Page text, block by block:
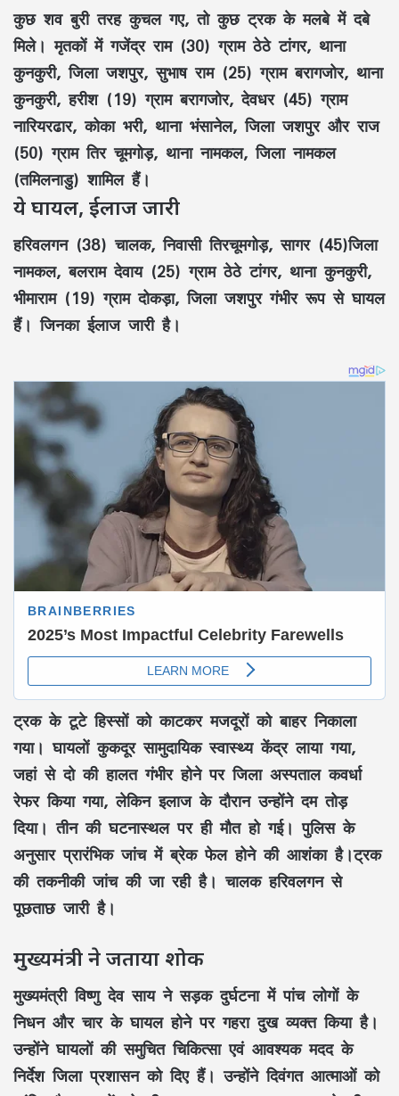
कुछ शव बुरी तरह कुचल गए, तो कुछ ट्रक के मलबे में दबे
मिले। मृतकों में गजेंद्र राम (30) ग्राम ठेठे टांगर, थाना
कुनकुरी, जिला जशपुर, सुभाष राम (25) ग्राम बरागजोर, थाना
कुनकुरी, हरीश (19) ग्राम बरागजोर, देवधर (45) ग्राम
नारियरढार, कोका भरी, थाना भंसानेल, जिला जशपुर और राज
(50) ग्राम तिर चूमगोड़, थाना नामकल, जिला नामकल
(तमिलनाडु) शामिल हैं।
ये घायल, ईलाज जारी
हरिवलगन (38) चालक, निवासी तिरचूमगोड़, सागर (45)जिला
नामकल, बलराम देवाय (25) ग्राम ठेठे टांगर, थाना कुनकुरी,
भीमाराम (19) ग्राम दोकड़ा, जिला जशपुर गंभीर रूप से घायल
हैं। जिनका ईलाज जारी है।
ट्रक के टूटे हिस्सों को काटकर मजदूरों को बाहर निकाला
गया। घायलों कुकदूर सामुदायिक स्वास्थ्य केंद्र लाया गया,
जहां से दो की हालत गंभीर होने पर जिला अस्पताल कवर्धा
रेफर किया गया, लेकिन इलाज के दौरान उन्होंने दम तोड़
दिया। तीन की घटनास्थल पर ही मौत हो गई। पुलिस के
अनुसार प्रारंभिक जांच में ब्रेक फेल होने की आशंका है।ट्रक
की तकनीकी जांच की जा रही है। चालक हरिवलगन से
पूछताछ जारी है।
मुख्यमंत्री ने जताया शोक
मुख्यमंत्री विष्णु देव साय ने सड़क दुर्घटना में पांच लोगों के
निधन और चार के घायल होने पर गहरा दुख व्यक्त किया है।
उन्होंने घायलों की समुचित चिकित्सा एवं आवश्यक मदद के
निर्देश जिला प्रशासन को दिए हैं। उन्होंने दिवंगत आत्माओं को